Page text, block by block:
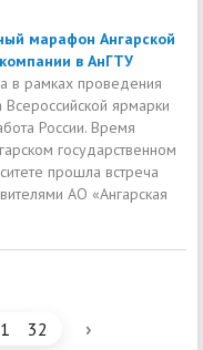
марафон Ангарской
в АнГТУ
в рамках проведения
Всероссийской ярмарки
России. Время
государственном
прошла встреча
АО «Ангарская
32 ›